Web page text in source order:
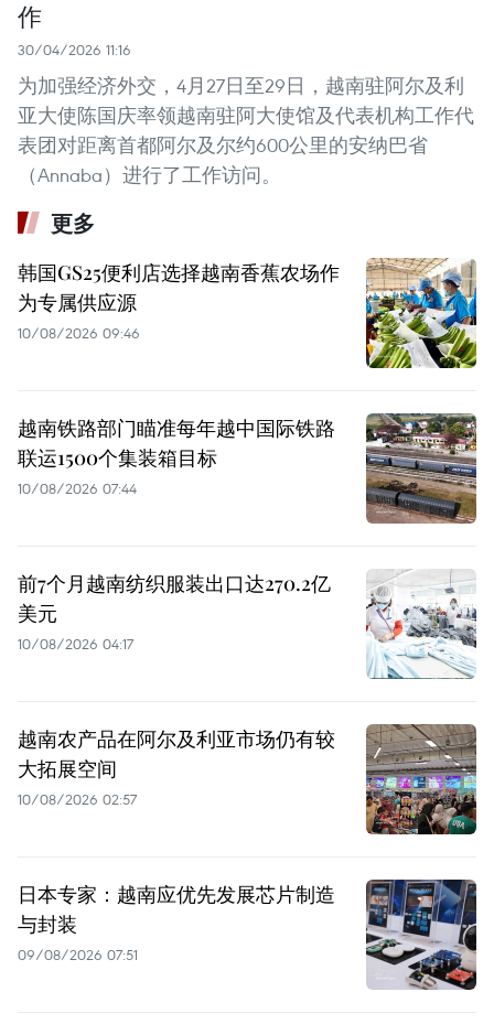
作
30/04/2026 11:16
为加强经济外交，4月27日至29日，越南驻阿尔及利
亚大使陈国庆率领越南驻阿大使馆及代表机构工作代
表团对距离首都阿尔及尔约600公里的安纳巴省
（Annaba）进行了工作访问。
更多
韩国GS25便利店选择越南香蕉农场作
为专属供应源
10/08/2026 09:46
越南铁路部门瞄准每年越中国际铁路
联运1500个集装箱目标
10/08/2026 07:44
前7个月越南纺织服装出口达270.2亿
美元
10/08/2026 04:17
越南农产品在阿尔及利亚市场仍有较
大拓展空间
10/08/2026 02:57
日本专家：越南应优先发展芯片制造
与封装
09/08/2026 07:51